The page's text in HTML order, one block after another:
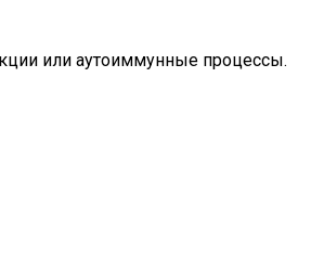
или аутоиммунные процессы.